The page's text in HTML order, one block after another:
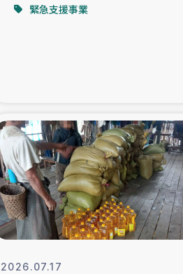
コーヒー
ベイルート大
アグロフォレス
緊急支援事業
2026.07.17